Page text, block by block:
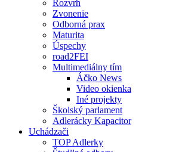
Rozvrh
Zvonenie
Odborná prax
Maturita
Úspechy
road2FEI
Multimediálny tím
Áčko News
Video okienka
Iné projekty
Školský parlament
Adlerácky Kapacitor
Uchádzači
TOP Adlerky